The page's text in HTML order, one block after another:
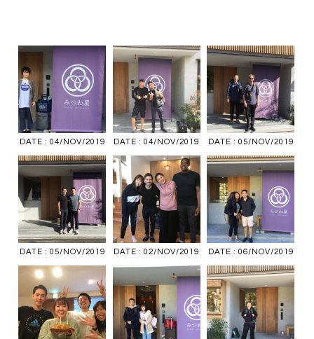
DATE : 04/NOV/2019 DATE : 04/NOV/2019 DATE : 05/NOV/2019
DATE : 05/NOV/2019 DATE : 02/NOV/2019 DATE : 06/NOV/2019